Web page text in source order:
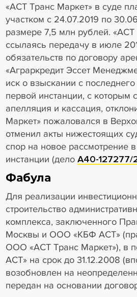
«АСТ Транс Маркет» в суде
участком с 24.07.2019 по
размере 7,5 млн рублей. «АСТ
ссылаясь передачу в июле
обязательств по договору
«Аграркредит Эссет
иск о взыскании с
первой инстанции, с которым
апелляция и кассация,
Маркет» пожаловался в
отменил акты нижестоящих
спор на новое рассмотрение
инстанции (дело А40-127277/
Фабула
Для реализации
строительство
комплекса, заключенного
Москвы и ООО «КБФ АСТ»
ООО «АСТ Транс Маркет»), в
АСТ» на срок до 31.12.2008
возобновлен на
передан на основании